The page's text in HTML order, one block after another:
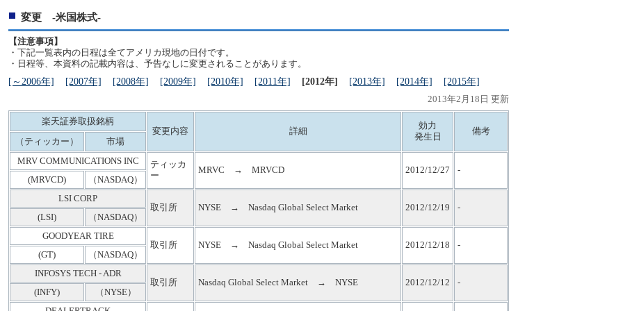
変更 -米国株式-
【注意事項】
・下記一覧表内の日程は全てアメリカ現地の日付です。
・日程等、本資料の記載内容は、予告なしに変更されることがあります。
[～2006年] [2007年] [2008年] [2009年] [2010年] [2011年] [2012年] [2013年] [2014年] [2015年]
2013年2月18日 更新
楽天証券取扱銘柄
変更内容
詳細
効力
発生日
備考
（ティッカー）
市場
MRV COMMUNICATIONS INC
ティッカ
ー
MRVC → MRVCD 2012/12/27
-
(MRVCD)
（NASDAQ）
LSI CORP
取引所
NYSE → Nasdaq Global Select Market 2012/12/19
-
(LSI)
（NASDAQ）
GOODYEAR TIRE
取引所
NYSE → Nasdaq Global Select Market 2012/12/18
-
(GT)
（NASDAQ）
INFOSYS TECH - ADR
取引所
Nasdaq Global Select Market → NYSE 2012/12/12
-
(INFY)
（NYSE）